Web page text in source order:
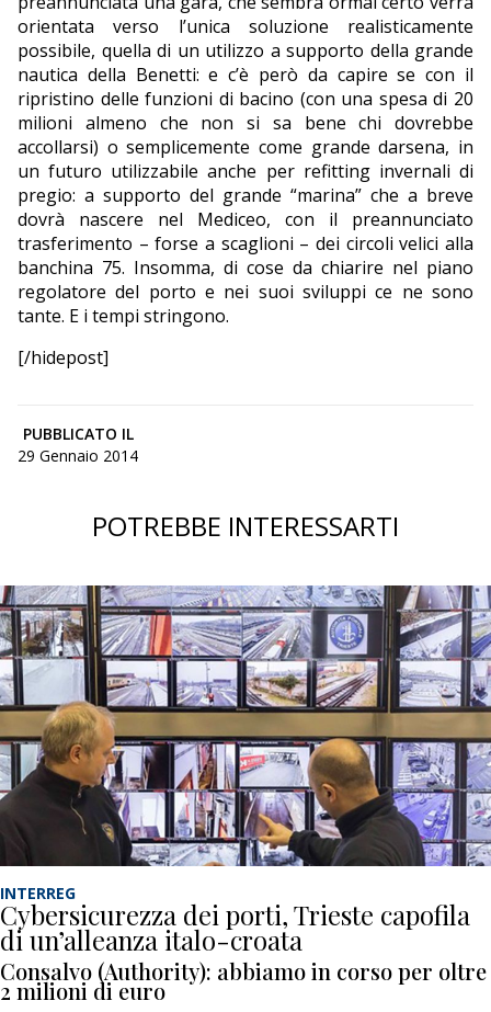
orientata verso l’unica soluzione realisticamente
possibile, quella di un utilizzo a supporto della grande
nautica della Benetti: e c’è però da capire se con il
ripristino delle funzioni di bacino (con una spesa di 20
milioni almeno che non si sa bene chi dovrebbe
accollarsi) o semplicemente come grande darsena, in
un futuro utilizzabile anche per refitting invernali di
pregio: a supporto del grande “marina” che a breve
dovrà nascere nel Mediceo, con il preannunciato
trasferimento – forse a scaglioni – dei circoli velici alla
banchina 75. Insomma, di cose da chiarire nel piano
regolatore del porto e nei suoi sviluppi ce ne sono
tante. E i tempi stringono.
[/hidepost]
PUBBLICATO IL
29 Gennaio 2014
POTREBBE INTERESSARTI
INTERREG
Cybersicurezza dei porti, Trieste capofila
di un’alleanza italo-croata
Consalvo (Authority): abbiamo in corso per oltre
2 milioni di euro